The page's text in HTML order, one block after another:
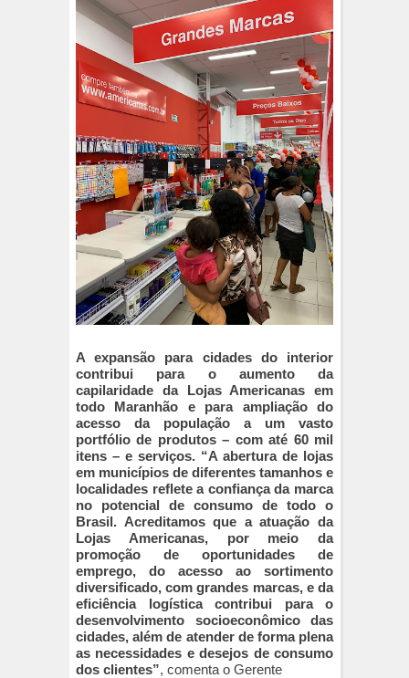
A expansão para cidades do interior
contribui para o aumento da
capilaridade da Lojas Americanas em
todo Maranhão e para ampliação do
acesso da população a um vasto
portfólio de produtos – com até 60 mil
itens – e serviços. “A abertura de lojas
em municípios de diferentes tamanhos e
localidades reflete a confiança da marca
no potencial de consumo de todo o
Brasil. Acreditamos que a atuação da
Lojas Americanas, por meio da
promoção de oportunidades de
emprego, do acesso ao sortimento
diversificado, com grandes marcas, e da
eficiência logística contribui para o
desenvolvimento socioeconômico das
cidades, além de atender de forma plena
as necessidades e desejos de consumo
dos clientes”, comenta o Gerente